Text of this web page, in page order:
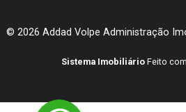
© 2026 Addad Volpe Administração
Sistema Imobiliário Feito com